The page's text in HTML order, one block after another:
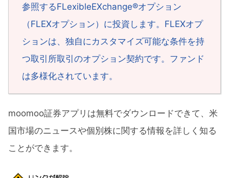
参照するFLexibleEXchange®オプション
（FLEXオプション）に投資します。FLEXオプ
ションは、独自にカスタマイズ可能な条件を持
つ取引所取引のオプション契約です。ファンド
は多様化されています。
moomoo証券アプリは無料でダウンロードできて、米
国市場のニュースや個別株に関する情報を詳しく知る
ことができます。